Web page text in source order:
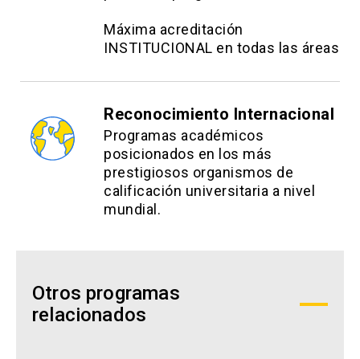
Máxima acreditación
INSTITUCIONAL en todas las áreas
Reconocimiento Internacional
Programas académicos
posicionados en los más
prestigiosos organismos de
calificación universitaria a nivel
mundial.
Otros programas
relacionados